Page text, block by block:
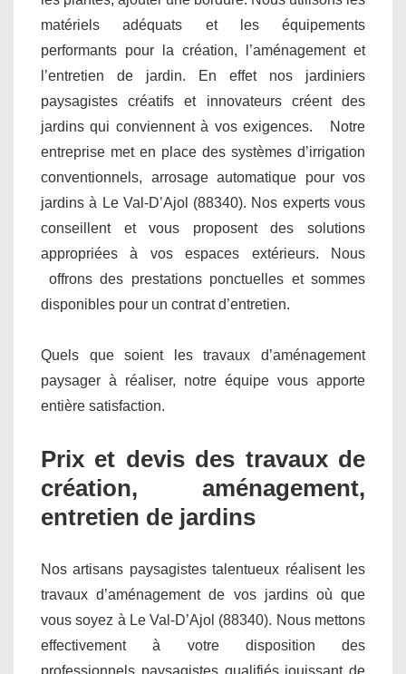
matériels adéquats et les équipements
performants pour la création, l’aménagement et
l’entretien de jardin. En effet nos jardiniers
paysagistes créatifs et innovateurs créent des
jardins qui conviennent à vos exigences. Notre
entreprise met en place des systèmes d’irrigation
conventionnels, arrosage automatique pour vos
jardins à Le Val-D’Ajol (88340). Nos experts vous
conseillent et vous proposent des solutions
appropriées à vos espaces extérieurs. Nous
offrons des prestations ponctuelles et sommes
disponibles pour un contrat d’entretien.
Quels que soient les travaux d’aménagement
paysager à réaliser, notre équipe vous apporte
entière satisfaction.
Prix et devis des travaux de
création, aménagement,
entretien de jardins
Nos artisans paysagistes talentueux réalisent les
travaux d’aménagement de vos jardins où que
vous soyez à Le Val-D’Ajol (88340). Nous mettons
effectivement à votre disposition des
professionnels paysagistes qualifiés jouissant de